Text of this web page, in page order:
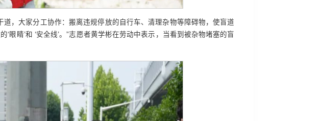
，大家分工协作：搬离违规停放的自行车、清理杂物等障碍物，使盲道
眼睛’和 ‘安全线’。”志愿者黄学彬在劳动中表示，当看到被杂物堵塞的盲